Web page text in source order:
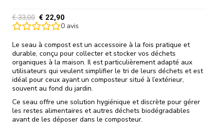
€33,00 € 22,90
0 avis
Le seau à compost est un accessoire à la fois pratique et
durable, conçu pour collecter et stocker vos déchets
organiques à la maison. Il est particulièrement adapté aux
utilisateurs qui veulent simplifier le tri de leurs déchets et est
idéal pour ceux ayant un composteur situé à l’extérieur,
souvent au fond du jardin.
Ce seau offre une solution hygiénique et discrète pour gérer
les restes alimentaires et autres déchets biodégradables
avant de les déposer dans le composteur.